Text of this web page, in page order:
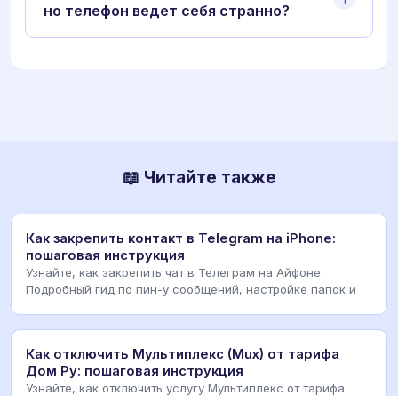
но телефон ведет себя странно?
📖 Читайте также
Как закрепить контакт в Telegram на iPhone:
пошаговая инструкция
Узнайте, как закрепить чат в Телеграм на Айфоне.
Подробный гид по пин-у сообщений, настройке папок и
Как отключить Мультиплекс (Mux) от тарифа
Дом Ру: пошаговая инструкция
Узнайте, как отключить услугу Мультиплекс от тарифа